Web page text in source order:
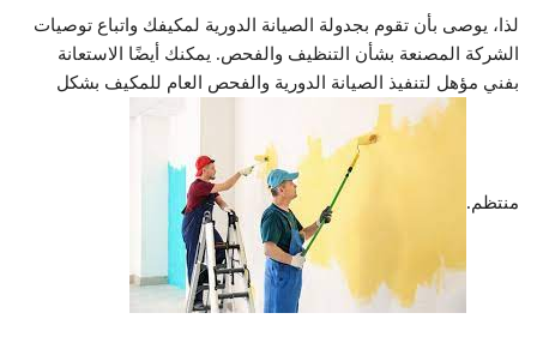
لذا، يوصى بأن تقوم بجدولة الصيانة الدورية لمكيفك واتباع توصيات
الشركة المصنعة بشأن التنظيف والفحص. يمكنك أيضًا الاستعانة
بفني مؤهل لتنفيذ الصيانة الدورية والفحص العام للمكيف بشكل
منتظم.